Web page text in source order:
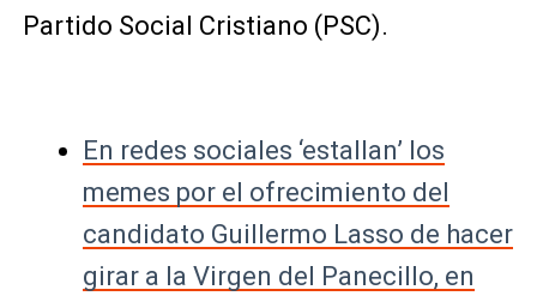
Partido Social Cristiano (PSC).
En redes sociales ‘estallan’ los
memes por el ofrecimiento del
candidato Guillermo Lasso de hacer
girar a la Virgen del Panecillo, en